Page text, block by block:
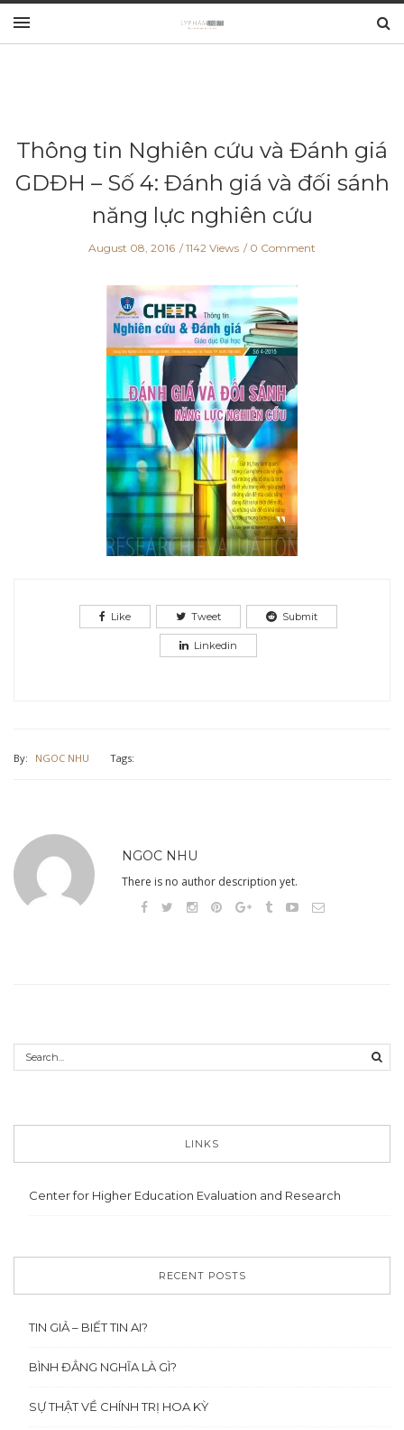
Thông tin Nghiên cứu và Đánh giá
GDĐH – Số 4: Đánh giá và đối sánh
năng lực nghiên cứu
August 08, 2016 1142 Views 0 Comment
Like Tweet Submit
Linkedin
By: NGOC NHU Tags:
NGOC NHU
There is no author description yet.
LINKS
Center for Higher Education Evaluation and Research
RECENT POSTS
TIN GIẢ – BIẾT TIN AI?
BÌNH ĐẲNG NGHĨA LÀ GÌ?
SỰ THẬT VỀ CHÍNH TRỊ HOA KỲ